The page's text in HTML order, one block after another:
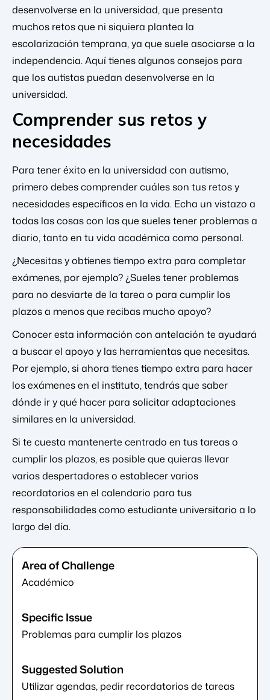
desenvolverse en la universidad, que presenta
muchos retos que ni siquiera plantea la
escolarización temprana, ya que suele asociarse a la
independencia. Aquí tienes algunos consejos para
que los autistas puedan desenvolverse en la
universidad.
Comprender sus retos y
necesidades
Para tener éxito en la universidad con autismo,
primero debes comprender cuáles son tus retos y
necesidades específicos en la vida. Echa un vistazo a
todas las cosas con las que sueles tener problemas a
diario, tanto en tu vida académica como personal.
¿Necesitas y obtienes tiempo extra para completar
exámenes, por ejemplo? ¿Sueles tener problemas
para no desviarte de la tarea o para cumplir los
plazos a menos que recibas mucho apoyo?
Conocer esta información con antelación te ayudará
a buscar el apoyo y las herramientas que necesitas.
Por ejemplo, si ahora tienes tiempo extra para hacer
los exámenes en el instituto, tendrás que saber
dónde ir y qué hacer para solicitar adaptaciones
similares en la universidad.
Si te cuesta mantenerte centrado en tus tareas o
cumplir los plazos, es posible que quieras llevar
varios despertadores o establecer varios
recordatorios en el calendario para tus
responsabilidades como estudiante universitario a lo
largo del día.
Académico
Problemas para cumplir los plazos
Utilizar agendas, pedir recordatorios de tareas